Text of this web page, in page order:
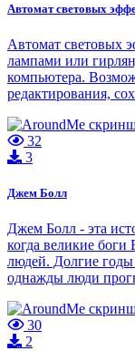
Автомат световых
Автомат световых
лампами или
компьютера.
редактирования,
32
3
Джем Болл
Джем Болл - эта
когда великие
людей. Долгие
однажды люди
30
2